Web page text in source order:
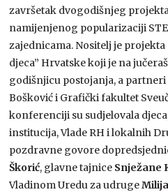
završetak dvogodišnjeg
namijenjenog popularizaciji
zajednicama. Nositelj je projekta
djeca” Hrvatske koji je na
godišnjicu postojanja, a
Bošković i Grafički fakultet
konferenciji su sudjelovala
institucija, Vlade RH i lokalnih
pozdravne govore
Škorić, glavne tajnice Snježane
Vladinom Uredu za udruge